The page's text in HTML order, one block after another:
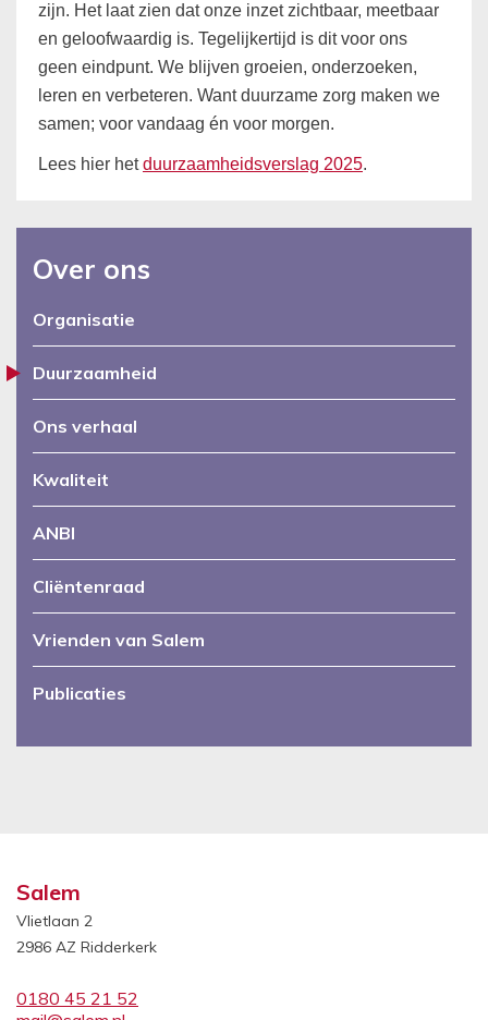
zijn. Het laat zien dat onze inzet zichtbaar, meetbaar
en geloofwaardig is. Tegelijkertijd is dit voor ons
geen eindpunt. We blijven groeien, onderzoeken,
leren en verbeteren. Want duurzame zorg maken we
samen; voor vandaag én voor morgen.
Lees hier hetduurzaamheidsverslag 2025.
Over ons
Organisatie
Duurzaamheid
Ons verhaal
Kwaliteit
ANBI
Cliëntenraad
Vrienden van Salem
Publicaties
Salem
Vlietlaan 2
2986 AZ Ridderkerk
0180 45 21 52